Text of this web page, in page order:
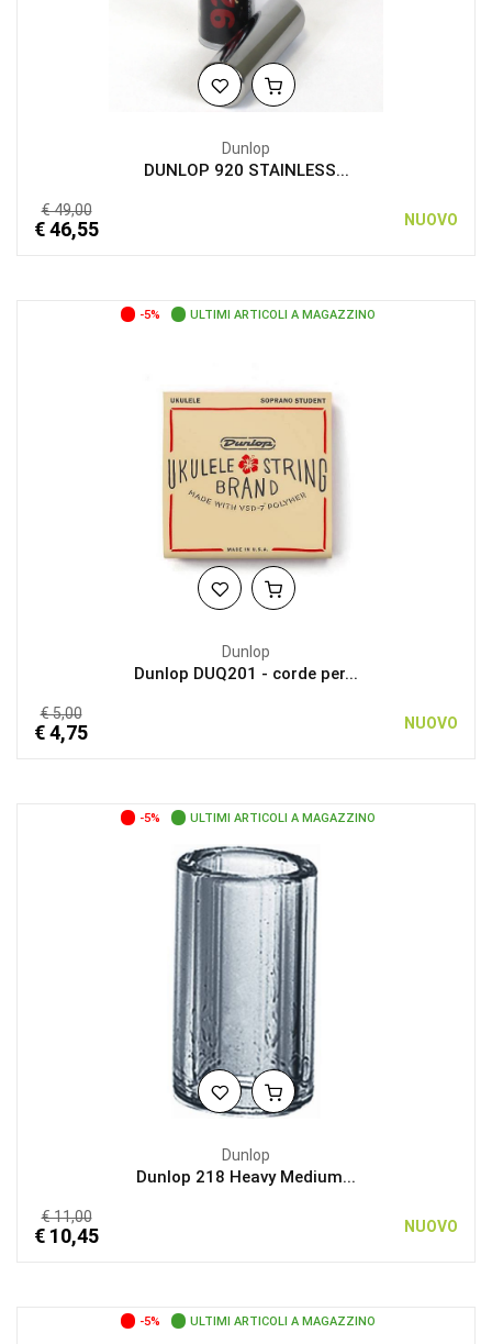
Dunlop
DUNLOP 920 STAINLESS...
€ 49,00
€ 46,55 NUOVO
-5% ULTIMI ARTICOLI A MAGAZZINO
Dunlop
Dunlop DUQ201 - corde per...
€ 5,00
€ 4,75 NUOVO
-5% ULTIMI ARTICOLI A MAGAZZINO
Dunlop
Dunlop 218 Heavy Medium...
€ 11,00
€ 10,45 NUOVO
-5% ULTIMI ARTICOLI A MAGAZZINO